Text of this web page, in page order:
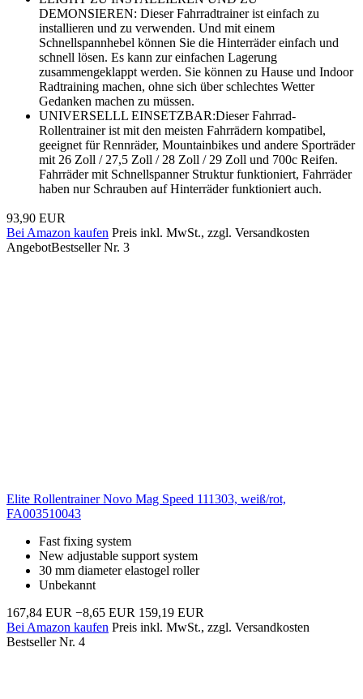
DEMONSIEREN: Dieser Fahrradtrainer ist einfach zu
installieren und zu verwenden. Und mit einem
Schnellspannhebel können Sie die Hinterräder einfach und
schnell lösen. Es kann zur einfachen Lagerung
zusammengeklappt werden. Sie können zu Hause und Indoor
Radtraining machen, ohne sich über schlechtes Wetter
Gedanken machen zu müssen.
UNIVERSELLL EINSETZBAR:Dieser Fahrrad-
Rollentrainer ist mit den meisten Fahrrädern kompatibel,
geeignet für Rennräder, Mountainbikes und andere Sporträder
mit 26 Zoll / 27,5 Zoll / 28 Zoll / 29 Zoll und 700c Reifen.
Fahrräder mit Schnellspanner Struktur funktioniert, Fahrräder
haben nur Schrauben auf Hinterräder funktioniert auch.
93,90 EUR
Bei Amazon kaufen Preis inkl. MwSt., zzgl. Versandkosten
AngebotBestseller Nr. 3
Elite Rollentrainer Novo Mag Speed 111303, weiß/rot,
FA003510043
Fast fixing system
New adjustable support system
30 mm diameter elastogel roller
Unbekannt
167,84 EUR −8,65 EUR 159,19 EUR
Bei Amazon kaufen Preis inkl. MwSt., zzgl. Versandkosten
Bestseller Nr. 4